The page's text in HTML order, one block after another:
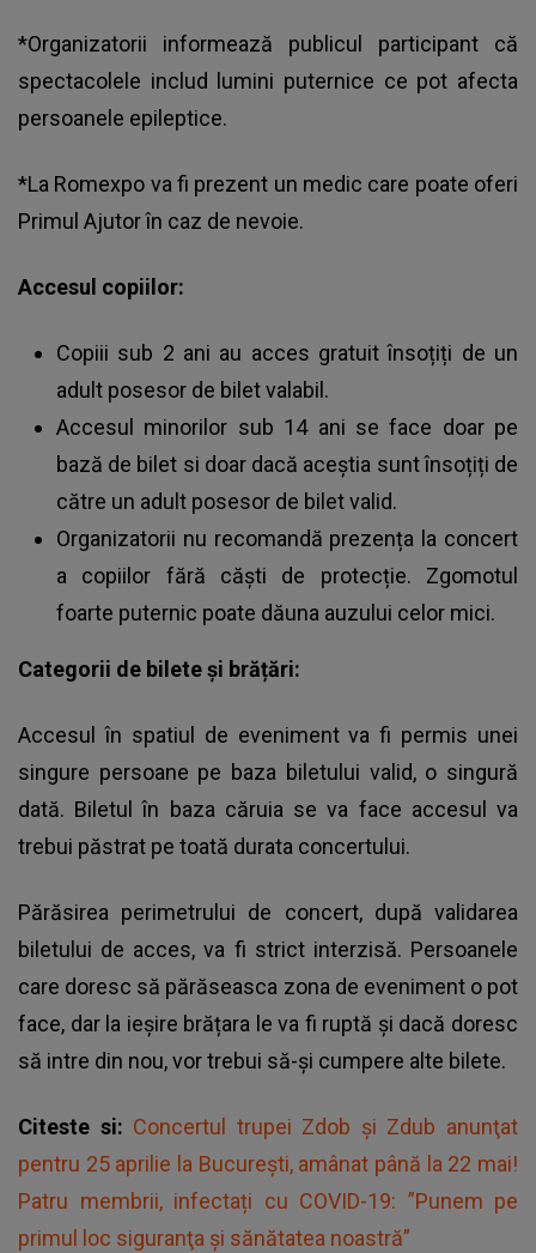
*Organizatorii informează publicul participant că
spectacolele includ lumini puternice ce pot afecta
persoanele epileptice.
*La Romexpo va fi prezent un medic care poate oferi
Primul Ajutor în caz de nevoie.
Accesul copiilor:
Copiii sub 2 ani au acces gratuit însoțiți de un
adult posesor de bilet valabil.
Accesul minorilor sub 14 ani se face doar pe
bază de bilet si doar dacă aceștia sunt însoțiți de
către un adult posesor de bilet valid.
Organizatorii nu recomandă prezența la concert
a copiilor fără căști de protecție. Zgomotul
foarte puternic poate dăuna auzului celor mici.
Categorii de bilete și brățări:
Accesul în spatiul de eveniment va fi permis unei
singure persoane pe baza biletului valid, o singură
dată. Biletul în baza căruia se va face accesul va
trebui păstrat pe toată durata concertului.
Părăsirea perimetrului de concert, după validarea
biletului de acces, va fi strict interzisă. Persoanele
care doresc să părăseasca zona de eveniment o pot
face, dar la ieșire brățara le va fi ruptă și dacă doresc
să intre din nou, vor trebui să-și cumpere alte bilete.
Citeste si: Concertul trupei Zdob şi Zdub anunţat
pentru 25 aprilie la Bucureşti, amânat până la 22 mai!
Patru membrii, infectați cu COVID-19: ”Punem pe
primul loc siguranţa și sănătatea noastră”